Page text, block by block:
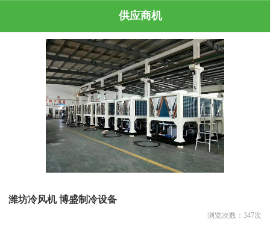
供应商机
潍坊冷风机 博盛制冷设备
浏览次数： 347次